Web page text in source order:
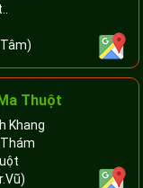
Thuột
Khang